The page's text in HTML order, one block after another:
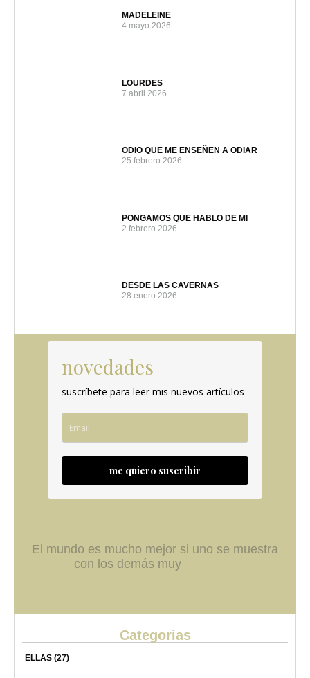
MADELEINE
4 mayo 2026
LOURDES
7 abril 2026
ODIO QUE ME ENSEÑEN A ODIAR
25 febrero 2026
PONGAMOS QUE HABLO DE MI
2 febrero 2026
DESDE LAS CAVERNAS
28 enero 2026
novedades
suscríbete para leer mis nuevos artículos
me quiero suscribir
El mundo es mucho mejor si uno se muestra
con los demás muy
Categorias
ELLAS (27)